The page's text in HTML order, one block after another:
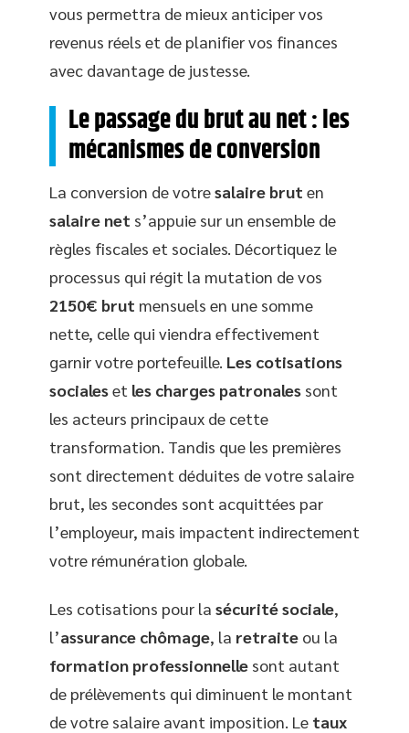
vous permettra de mieux anticiper vos
revenus réels et de planifier vos finances
avec davantage de justesse.
Le passage du brut au net : les
mécanismes de conversion
La conversion de votresalaire brut en
salaire net s’appuie sur un ensemble de
règles fiscales et sociales. Décortiquez le
processus qui régit la mutation de vos
2150€ brut mensuels en une somme
nette, celle qui viendra effectivement
garnir votre portefeuille. Les cotisations
socialeset les charges patronales sont
les acteurs principaux de cette
transformation. Tandis que les premières
sont directement déduites de votre salaire
brut, les secondes sont acquittées par
l’employeur, mais impactent indirectement
votre rémunération globale.
Les cotisations pour la sécurité sociale,
l’assurance chômage, la retraite ou la
formation professionnelle sont autant
de prélèvements qui diminuent le montant
de votre salaire avant imposition. Le taux